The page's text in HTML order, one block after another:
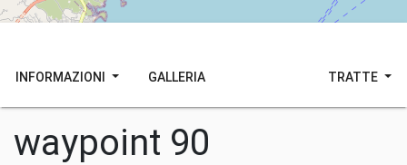
INFORMAZIONI GALLERIA TRATTE
waypoint 90